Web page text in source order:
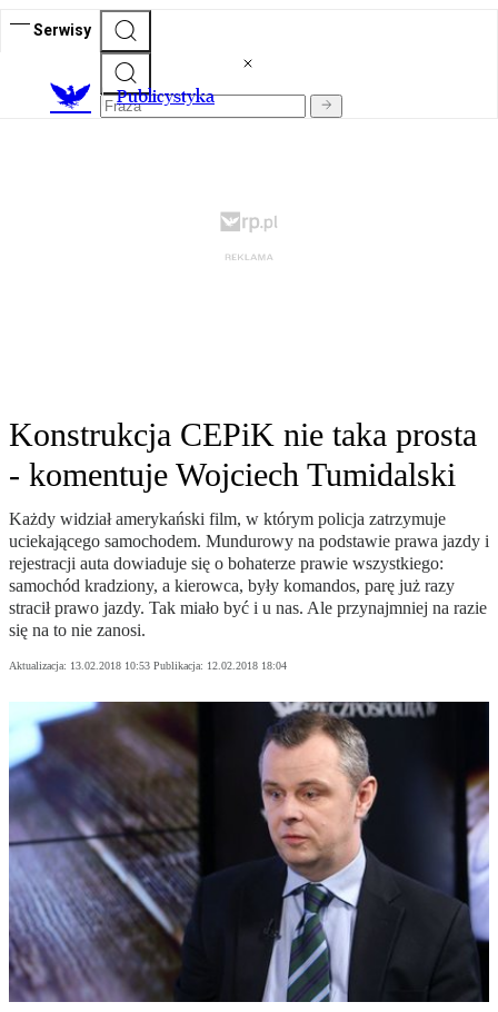
Serwisy
Publicystyka
Konstrukcja CEPiK nie taka prosta
- komentuje Wojciech Tumidalski
Każdy widział amerykański film, w którym policja zatrzymuje
uciekającego samochodem. Mundurowy na podstawie prawa jazdy i
rejestracji auta dowiaduje się o bohaterze prawie wszystkiego:
samochód kradziony, a kierowca, były komandos, parę już razy
stracił prawo jazdy. Tak miało być i u nas. Ale przynajmniej na razie
się na to nie zanosi.
Aktualizacja: 13.02.2018 10:53 Publikacja: 12.02.2018 18:04